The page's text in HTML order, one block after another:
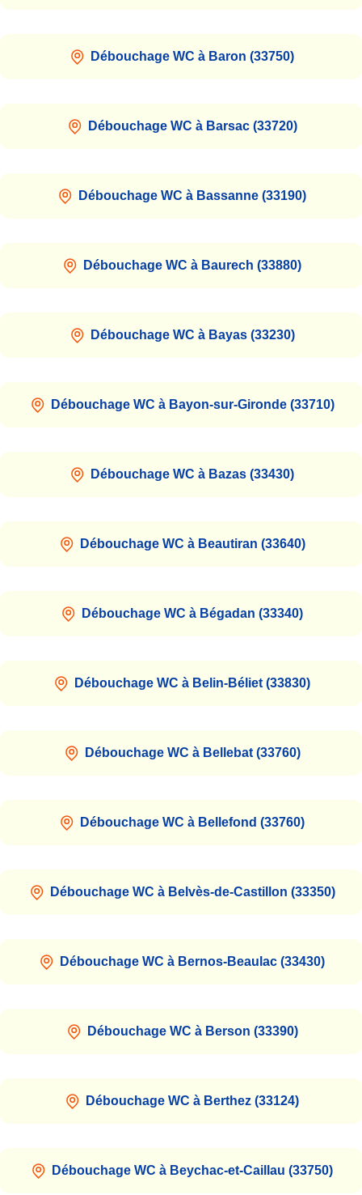
Débouchage WC à Baron (33750)
Débouchage WC à Barsac (33720)
Débouchage WC à Bassanne (33190)
Débouchage WC à Baurech (33880)
Débouchage WC à Bayas (33230)
Débouchage WC à Bayon-sur-Gironde (33710)
Débouchage WC à Bazas (33430)
Débouchage WC à Beautiran (33640)
Débouchage WC à Bégadan (33340)
Débouchage WC à Belin-Béliet (33830)
Débouchage WC à Bellebat (33760)
Débouchage WC à Bellefond (33760)
Débouchage WC à Belvès-de-Castillon (33350)
Débouchage WC à Bernos-Beaulac (33430)
Débouchage WC à Berson (33390)
Débouchage WC à Berthez (33124)
Débouchage WC à Beychac-et-Caillau (33750)